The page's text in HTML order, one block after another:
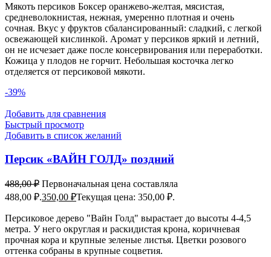
Мякоть персиков Боксер оранжево-желтая, мясистая,
средневолокнистая, нежная, умеренно плотная и очень
сочная. Вкус у фруктов сбалансированный: сладкий, с легкой
освежающей кислинкой. Аромат у персиков яркий и летний,
он не исчезает даже после консервирования или переработки.
Кожица у плодов не горчит. Небольшая косточка легко
отделяется от персиковой мякоти.
-39%
Добавить для сравнения
Быстрый просмотр
Добавить в список желаний
Персик «ВАЙН ГОЛД» поздний
488,00₽ Первоначальная цена составляла
488,00 ₽.350,00 ₽Текущая цена: 350,00 ₽.
Персиковое дерево "Вайн Голд" вырастает до высоты 4-4,5
метра. У него округлая и раскидистая крона, коричневая
прочная кора и крупные зеленые листья. Цветки розового
оттенка собраны в крупные соцветия.